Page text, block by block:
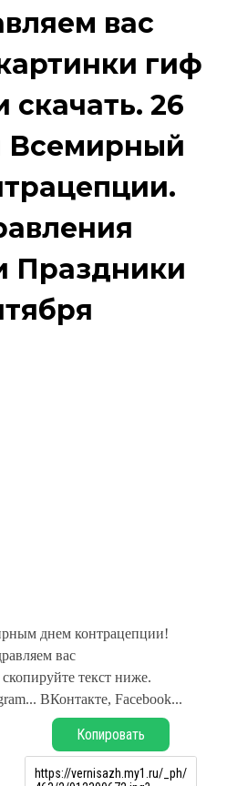
вас
гиф
скачать. 26
Всемирный
Праздники
днем контрацепции!
вас
текст ниже.
ВКонтакте, Facebook...
Копировать